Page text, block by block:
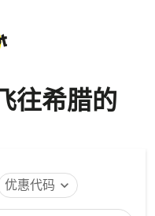
往希腊的
优惠代码 expand_more